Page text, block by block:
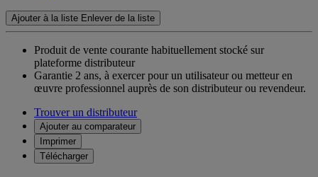
Ajouter à la liste Enlever de la liste
Produit de vente courante habituellement stocké sur
plateforme distributeur
Garantie 2 ans, à exercer pour un utilisateur ou metteur en
œuvre professionnel auprès de son distributeur ou revendeur.
Trouver un distributeur
Ajouter au comparateur
Imprimer
Télécharger